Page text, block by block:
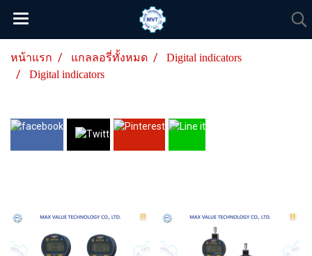
หน้าแรก แกลลอรี่ทั้งหมด
Digital indicators
Digital indicators